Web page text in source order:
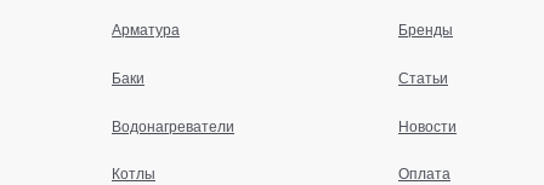
Арматура
Баки
Водонагреватели
Котлы
Бренды
Статьи
Новости
Оплата